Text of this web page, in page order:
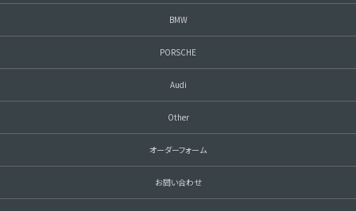
BMW
PORSCHE
Audi
Other
オーダーフォーム
お問い合わせ